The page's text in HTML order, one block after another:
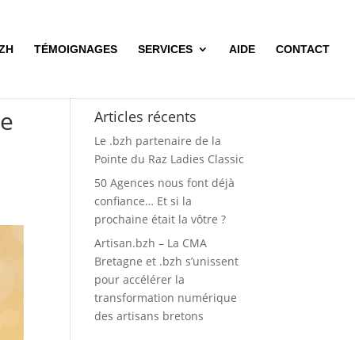
TÉMOIGNAGES SERVICES AIDE CONTACT
Articles récents
Le .bzh partenaire de la
Pointe du Raz Ladies Classic
50 Agences nous font déjà
confiance… Et si la
prochaine était la vôtre ?
Artisan.bzh – La CMA
Bretagne et .bzh s’unissent
pour accélérer la
transformation numérique
des artisans bretons